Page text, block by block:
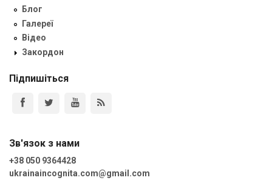
Блог
Галереї
Відео
Закордон
Підпишіться
Зв'язок з нами
+38 050 9364428
ukrainaincognita.com@gmail.com